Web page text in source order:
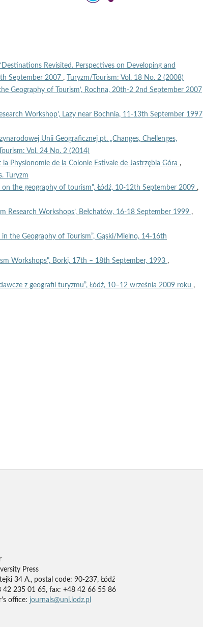
Revisited. Perspectives on Developing and
th September 2007 ,
Turyzm/Tourism: Vol. 18 No. 2 (2008)
Geography of Tourism’, Rochna, 20th-2 2nd September 2007
Workshop’, Lazy near Bochnia, 11-13th September 1997
Unii Geograficznej pt. „Changes, Chellenges,
Vol. 24 No. 2 (2014)
Physionomie de la Colonie Estivale de Jastrzębia Góra ,
Turyzm
on the geography of tourism", Łódź, 10-12th September 2009 ,
Research Workshops’, Bełchatów, 16-18 September 1999 ,
the Geography of Tourism”, Gąski/Mielno, 14-16th
Workshops", Borki, 17th – 18th September, 1993 ,
z geografii turyzmu”, Łódź, 10–12 września 2009 roku ,
Press
34 A., postal code: 90-237, Łódź
42 235 01 65, fax: +48 42 66 55 86
office: journals@uni.lodz.pl